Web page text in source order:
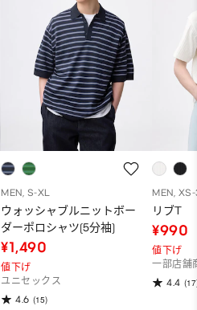
MEN, S-XL
ウォッシャブルニットボー
ダーポロシャツ(5分袖)
¥1,490
値下げ
ユニセックス
4.6 (15)
MEN,
リブT
¥990
値下げ
一部店舗
4.4